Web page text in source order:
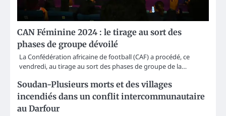
CAN Féminine 2024 : le tirage au sort des
phases de groupe dévoilé
La Confédération africaine de football (CAF) a procédé, ce
vendredi, au tirage au sort des phases de groupe de la…
Soudan-Plusieurs morts et des villages
incendiés dans un conflit intercommunautaire
au Darfour